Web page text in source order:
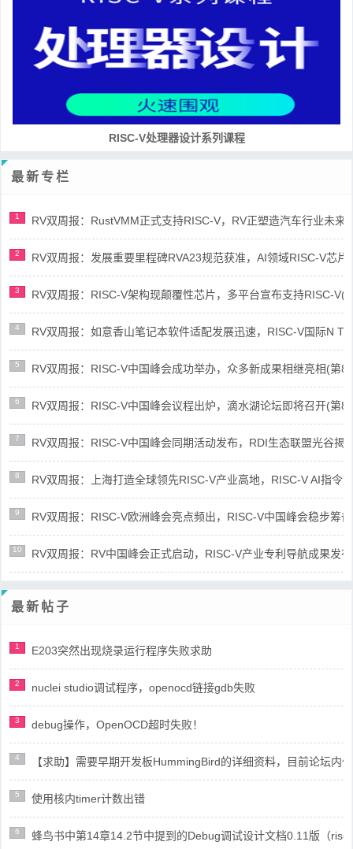
RISC-V处理器设计系列课程
最新专栏
1 RV双周报：RustVMM正式支持RISC-V，RV正塑造汽车行业未来
2 RV双周报：发展重要里程碑RVA23规范获准，AI领域RISC-V芯
3 RV双周报：RISC-V架构现颠覆性芯片，多平台宣布支持RISC-V(
4 RV双周报：如意香山笔记本软件适配发展迅速，RISC-V国际N
5 RV双周报：RISC-V中国峰会成功举办，众多新成果相继亮相(第
6 RV双周报：RISC-V中国峰会议程出炉，滴水湖论坛即将召开(第
7 RV双周报：RISC-V中国峰会同期活动发布，RDI生态联盟光谷揭
8 RV双周报：上海打造全球领先RISC-V产业高地，RISC-V AI指令
9 RV双周报：RISC-V欧洲峰会亮点频出，RISC-V中国峰会稳步筹
10 RV双周报：RV中国峰会正式启动，RISC-V产业专利导航成果发
最新帖子
1 E203突然出现烧录运行程序失败求助
2 nuclei studio调试程序，openocd链接gdb失败
3 debug操作，OpenOCD超时失败！
4 【求助】需要早期开发板HummingBird的详细资料，目前论坛内
5 使用核内timer计数出错
6 蜂鸟书中第14章14.2节中提到的Debug调试设计文档0.11版（